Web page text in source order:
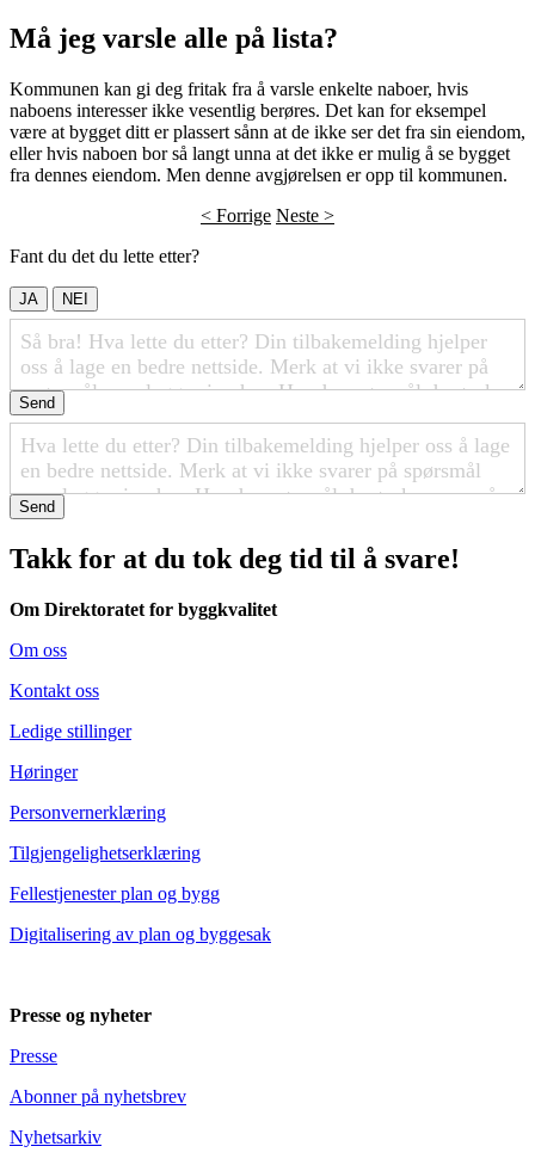
Må jeg varsle alle på lista?
Kommunen kan gi deg fritak fra å varsle enkelte naboer, hvis
naboens interesser ikke vesentlig berøres. Det kan for eksempel
være at bygget ditt er plassert sånn at de ikke ser det fra sin eiendom,
eller hvis naboen bor så langt unna at det ikke er mulig å se bygget
fra dennes eiendom. Men denne avgjørelsen er opp til kommunen.
< Forrige Neste >
Fant du det du lette etter?
JA NEI
Send
Send
Takk for at du tok deg tid til å svare!
Om Direktoratet for byggkvalitet
Om oss
Kontakt oss
Ledige stillinger
Høringer
Personvernerklæring
Tilgjengelighetserklæring
Fellestjenester plan og bygg
Digitalisering av plan og byggesak
Presse og nyheter
Presse
Abonner på nyhetsbrev
Nyhetsarkiv